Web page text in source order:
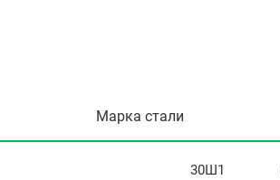
Марка стали
30Ш1